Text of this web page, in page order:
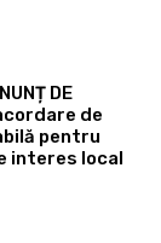
DE
de
pentru
interes local